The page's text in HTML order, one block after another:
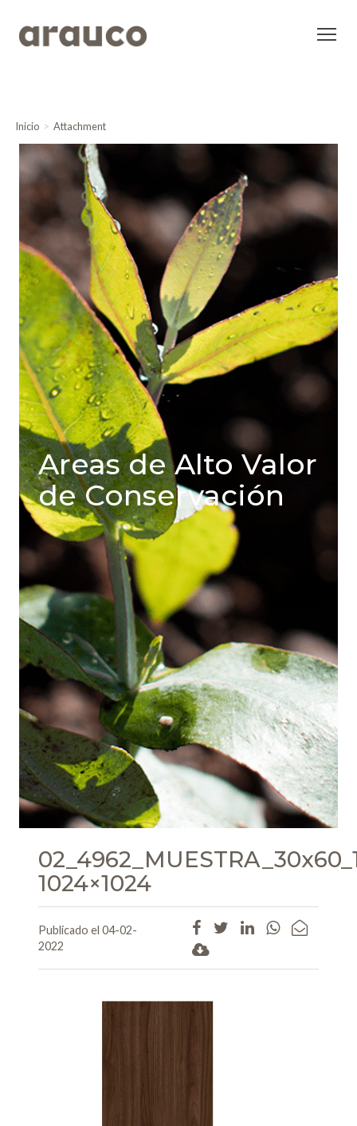
Inicio Attachment
Areas de Alto Valor
de Conservación
1024×1024
Publicado el 04-02-
2022